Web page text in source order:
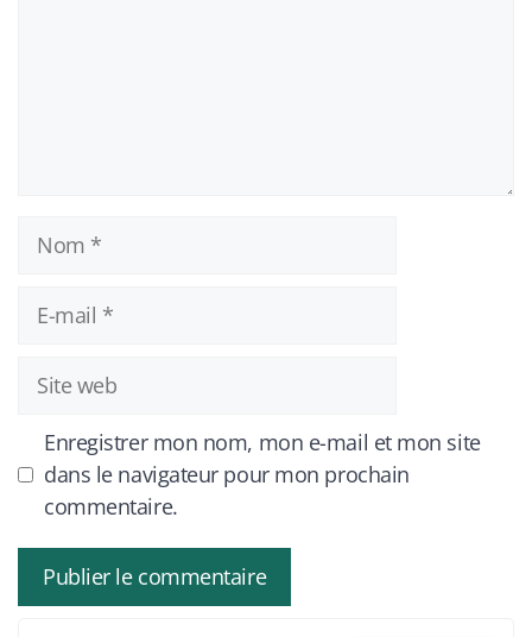
mail
Site
web
Enregistrer mon nom, mon e-mail et mon site
dans le navigateur pour mon prochain
commentaire.